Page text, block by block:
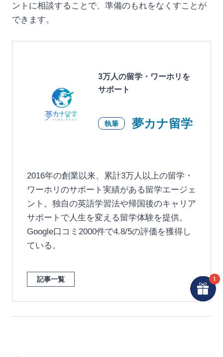
ントに相談することで、準備のもれをなくすことが
できます。
3万人の留学・ワーホリを
サポート
執筆 夢カナ留学
2016年の創業以来、累計3万人以上の留学・
ワーホリのサポート実績がある留学エージェ
ント。独自の英語学習法や帰国後のキャリア
サポートで人生を変える留学体験を提供。
Google口コミ2000件で4.8/5の評価を獲得し
ている。
記事一覧